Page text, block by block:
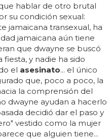
hablar de otro brutal
su condición sexual:
jamaicana transexual, ha
jamaicana aún tiene
que dwayne se buscó
fiesta, y nadie ha sido
el asesinato... el único
que, poco a poco, la
la comprensión del
dwayne ayudan a hacerlo
decidió dar el paso y
vestido como la mujer
que alguien tiene...